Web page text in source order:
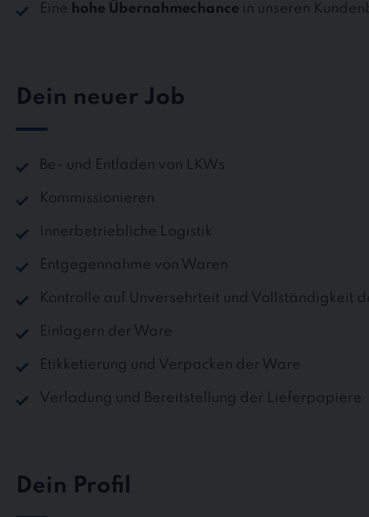
Eine hohe Übernahmechance in unseren
Dein neuer Job
Be- und Entladen von LKWs
Kommissionieren
Innerbetriebliche Logistik
Entgegennahme von Waren
Kontrolle auf Unversehrteit und Vollständigkeit
Einlagern der Ware
Etikketierung und Verpacken der Ware
Verladung und Bereitstellung der Lieferpapiere
Dein Profil